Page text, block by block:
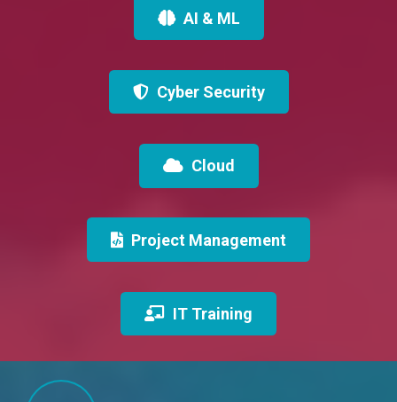
AI & ML
Cyber Security
Cloud
Project Management
IT Training